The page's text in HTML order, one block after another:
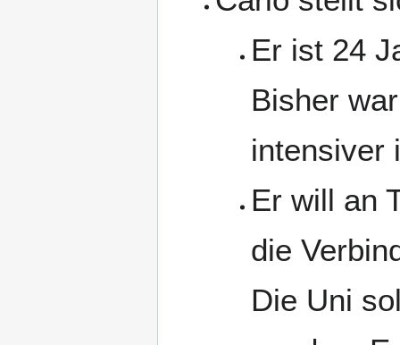
Er ist 24
Bisher
intensiver
Er will an
die
Die Uni